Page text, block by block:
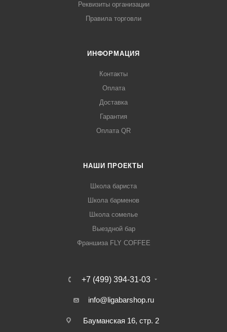
Реквизиты организации
Правила торговли
ИНФОРМАЦИЯ
Контакты
Оплата
Доставка
Гарантия
Оплата QR
НАШИ ПРОЕКТЫ
Школа бариста
Школа барменов
Школа сомелье
Выездной бар
Франшиза FLY COFFEE
+7 (499) 394-31-03
info@ligabarshop.ru
Бауманская 16, стр. 2